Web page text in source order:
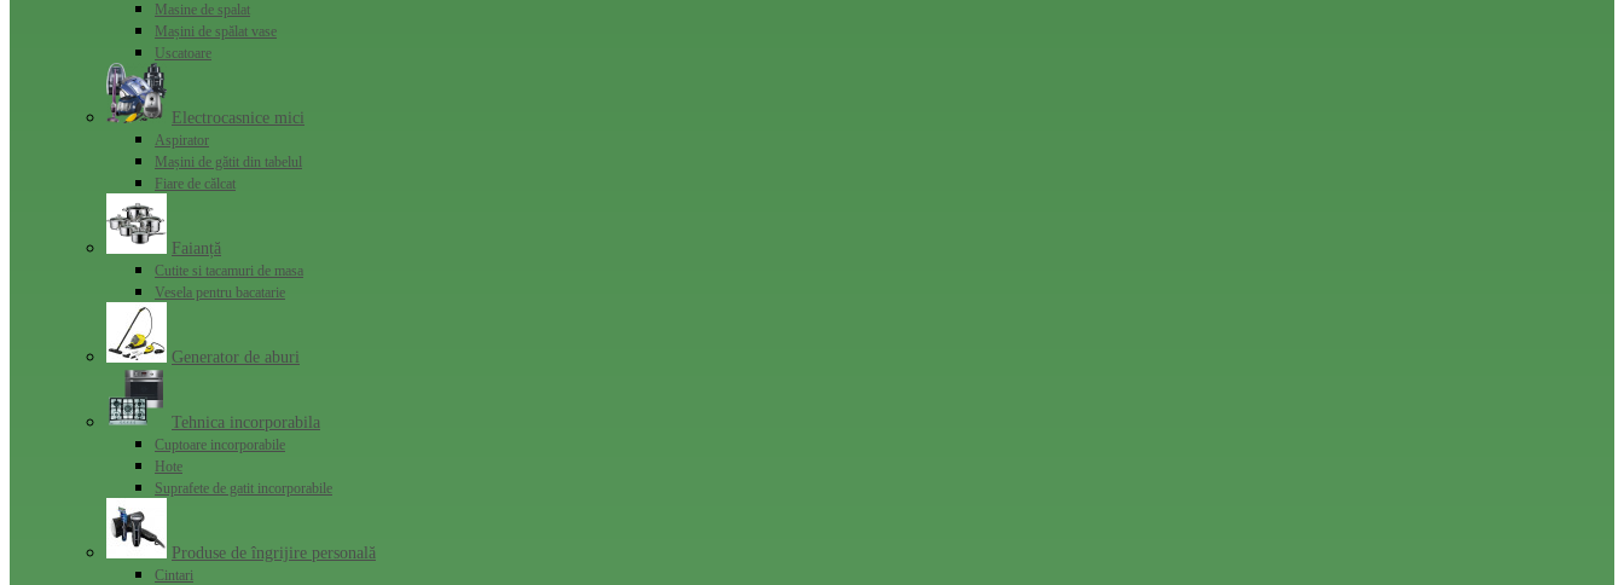
Masine de spalat
Mașini de spălat vase
Uscatoare
Electrocasnice mici
Aspirator
Mașini de gătit din tabelul
Fiare de călcat
Faianță
Cutite si tacamuri de masa
Vesela pentru bacatarie
Generator de aburi
Tehnica incorporabila
Cuptoare incorporabile
Hote
Suprafete de gatit incorporabile
Produse de îngrijire personală
Cintari